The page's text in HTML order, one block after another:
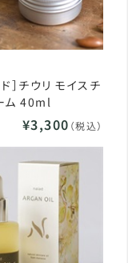
ド］チウリ モイスチ
ム 40ml
¥3,300 （税込）